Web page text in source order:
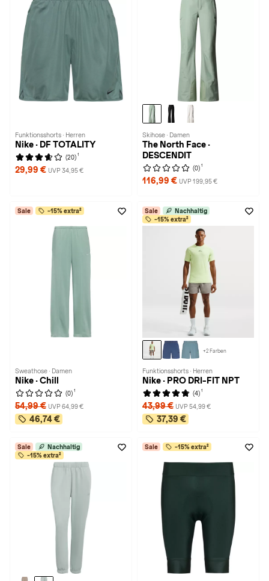
Funktionsshorts · Herren
Nike · DF TOTALITY
(20) 1
29,99 € UVP 34,95 €
Skihose · Damen
The North Face ·
DESCENDIT
(0) 1
116,99 € UVP 199,95 €
Sale -15% extra²
Sweathose · Damen
Nike · Chill
(0) 1
54,99 € UVP 64,99 €
46,74 €
Sale
Nachhaltig
-15% extra²
+2 Farben
Funktionsshorts · Herren
Nike · PRO DRI-FIT NPT
(4) 1
43,99 € UVP 54,99 €
37,39 €
Sale
Nachhaltig
-15% extra²
Sale -15% extra²